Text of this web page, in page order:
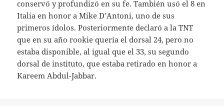
conservó y profundizó en su fe. También usó el 8 en
Italia en honor a Mike D’Antoni, uno de sus
primeros ídolos. Posteriormente declaró a la TNT
que en su año rookie quería el dorsal 24, pero no
estaba disponible, al igual que el 33, su segundo
dorsal de instituto, que estaba retirado en honor a
Kareem Abdul-Jabbar.